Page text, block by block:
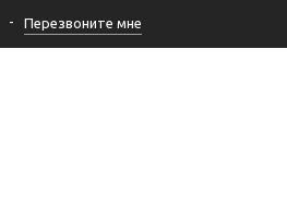
- Перезвоните мне